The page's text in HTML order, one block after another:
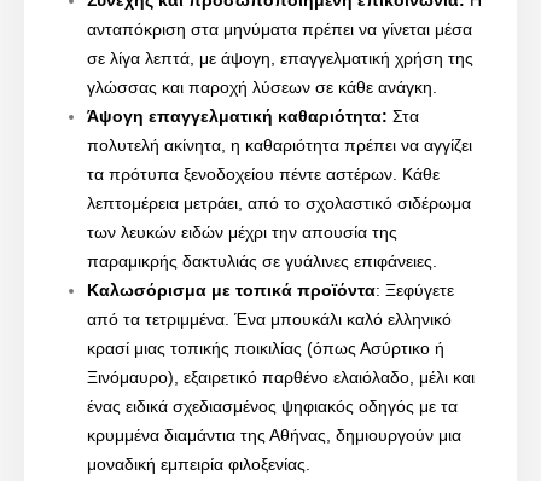
ανταπόκριση στα μηνύματα πρέπει να γίνεται μέσα
σε λίγα λεπτά, με άψογη, επαγγελματική χρήση της
γλώσσας και παροχή λύσεων σε κάθε ανάγκη.
Άψογη επαγγελματική καθαριότητα: Στα
πολυτελή ακίνητα, η καθαριότητα πρέπει να αγγίζει
τα πρότυπα ξενοδοχείου πέντε αστέρων. Κάθε
λεπτομέρεια μετράει, από το σχολαστικό σιδέρωμα
των λευκών ειδών μέχρι την απουσία της
παραμικρής δακτυλιάς σε γυάλινες επιφάνειες.
Καλωσόρισμα με τοπικά προϊόντα: Ξεφύγετε
από τα τετριμμένα. Ένα μπουκάλι καλό ελληνικό
κρασί μιας τοπικής ποικιλίας (όπως Ασύρτικο ή
Ξινόμαυρο), εξαιρετικό παρθένο ελαιόλαδο, μέλι και
ένας ειδικά σχεδιασμένος ψηφιακός οδηγός με τα
κρυμμένα διαμάντια της Αθήνας, δημιουργούν μια
μοναδική εμπειρία φιλοξενίας.